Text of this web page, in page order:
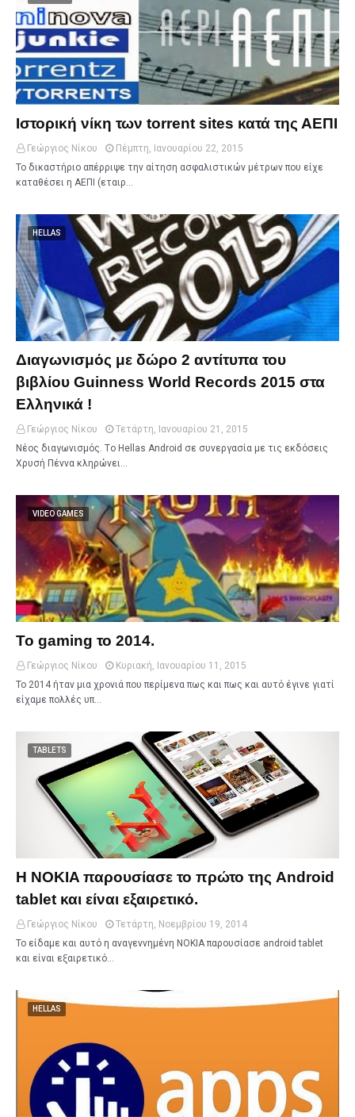
Ιστορική νίκη των torrent sites κατά της ΑΕΠΙ
Γεώργιος Νίκου
Πέμπτη, Ιανουαρίου 22, 2015
Το δικαστήριο απέρριψε την αίτηση ασφαλιστικών μέτρων που είχε
καταθέσει η ΑΕΠΙ (εταιρ…
HELLAS
Διαγωνισμός με δώρο 2 αντίτυπα του
βιβλίου Guinness World Records 2015 στα
Ελληνικά !
Γεώργιος Νίκου
Τετάρτη, Ιανουαρίου 21, 2015
Νέος διαγωνισμός. Tο Hellas Android σε συνεργασία με τις εκδόσεις
Χρυσή Πέννα κληρώνει…
VIDEO GAMES
Το gaming το 2014.
Γεώργιος Νίκου
Κυριακή, Ιανουαρίου 11, 2015
Το 2014 ήταν μια χρονιά που περίμενα πως και πως και αυτό έγινε γιατί
είχαμε πολλές υπ…
TABLETS
H NOKIA παρουσίασε το πρώτο της Android
tablet και είναι εξαιρετικό.
Γεώργιος Νίκου
Τετάρτη, Νοεμβρίου 19, 2014
Το είδαμε και αυτό η αναγεννημένη NOKIA παρουσίασε android tablet
και είναι εξαιρετικό…
HELLAS